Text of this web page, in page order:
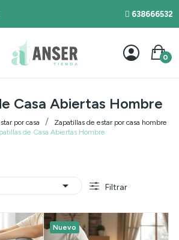
638666532
0
Casa Abiertas Hombre
por casa
Zapatillas de estar por casa hombre
de Casa Abiertas Hombre
 Filtrar
Nuevo